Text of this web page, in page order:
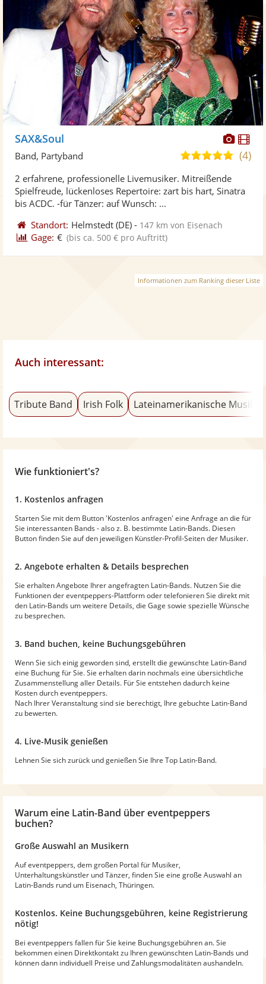
SAX&Soul
4,9(4)
Band, Partyband
2 erfahrene, professionelle Livemusiker. Mitreißende
Spielfreude, lückenloses Repertoire: zart bis hart, Sinatra
bis ACDC. -für Tänzer: auf Wunsch: ...
Standort: Helmstedt (DE) - 147 km von Eisenach
Gage: € (bis ca. 500 € pro Auftritt)
Informationen zum Ranking dieser Liste
Auch interessant:
Tribute Band Irish Folk Lateinamerikanische Musik
Wie funktioniert's?
1. Kostenlos anfragen
Starten Sie mit dem Button 'Kostenlos anfragen' eine Anfrage an die für
Sie interessanten Bands - also z. B. bestimmte Latin-Bands. Diesen
Button finden Sie auf den jeweiligen Künstler-Profil-Seiten der Musiker.
2. Angebote erhalten & Details besprechen
Sie erhalten Angebote Ihrer angefragten Latin-Bands. Nutzen Sie die
Funktionen der eventpeppers-Plattform oder telefonieren Sie direkt mit
den Latin-Bands um weitere Details, die Gage sowie spezielle Wünsche
zu besprechen.
3. Band buchen, keine Buchungsgebühren
Wenn Sie sich einig geworden sind, erstellt die gewünschte Latin-Band
eine Buchung für Sie. Sie erhalten darin nochmals eine übersichtliche
Zusammenstellung aller Details. Für Sie entstehen dadurch keine
Kosten durch eventpeppers.
Nach Ihrer Veranstaltung sind sie berechtigt, Ihre gebuchte Latin-Band
zu bewerten.
4. Live-Musik genießen
Lehnen Sie sich zurück und genießen Sie Ihre Top Latin-Band.
Warum eine Latin-Band über eventpeppers
buchen?
Große Auswahl an Musikern
Auf eventpeppers, dem großen Portal für Musiker,
Unterhaltungskünstler und Tänzer, finden Sie eine große Auswahl an
Latin-Bands rund um Eisenach, Thüringen.
Kostenlos. Keine Buchungsgebühren, keine Registrierung
nötig!
Bei eventpeppers fallen für Sie keine Buchungsgebühren an. Sie
bekommen einen Direktkontakt zu Ihren gewünschten Latin-Bands und
können dann individuell Preise und Zahlungsmodalitäten aushandeln.